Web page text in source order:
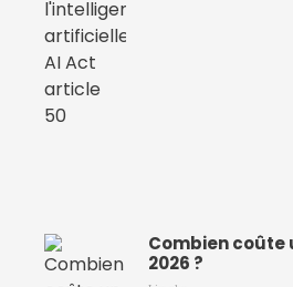
Combien coûte
2026 ?